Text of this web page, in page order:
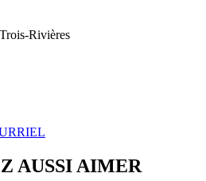
Rivières
AUSSI AIMER